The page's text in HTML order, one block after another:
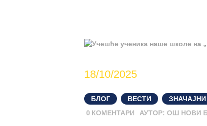
18/10/2025
БЛОГ ВЕСТИ
0 КОМЕНТАРИ АУТОР: ОШ НОВИ